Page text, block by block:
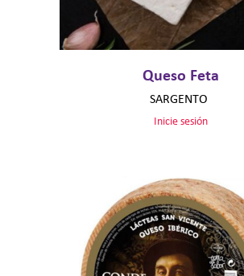
Queso Feta
SARGENTO
Inicie sesión